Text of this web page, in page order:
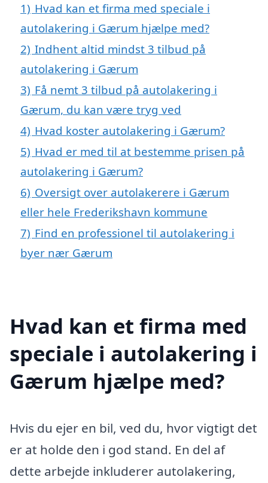
1) Hvad kan et firma med speciale i
autolakering i Gærum hjælpe med?
2) Indhent altid mindst 3 tilbud på
autolakering i Gærum
3) Få nemt 3 tilbud på autolakering i
Gærum, du kan være tryg ved
4) Hvad koster autolakering i Gærum?
5) Hvad er med til at bestemme prisen på
autolakering i Gærum?
6) Oversigt over autolakerere i Gærum
eller hele Frederikshavn kommune
7) Find en professionel til autolakering i
byer nær Gærum
Hvad kan et firma med
speciale i autolakering i
Gærum hjælpe med?
Hvis du ejer en bil, ved du, hvor vigtigt det
er at holde den i god stand. En del af
dette arbejde inkluderer autolakering,